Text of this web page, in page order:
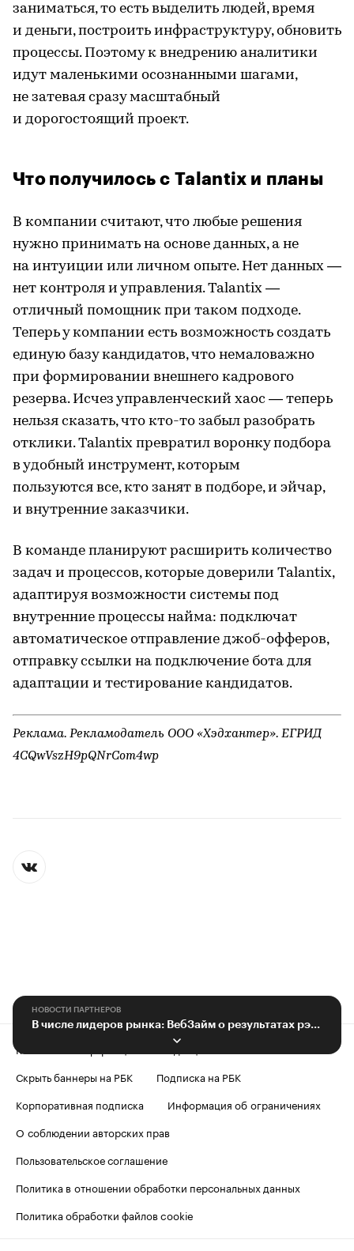
заниматься, то есть выделить людей, время
и деньги, построить инфраструктуру, обновить
процессы. Поэтому к внедрению аналитики
идут маленькими осознанными шагами,
не затевая сразу масштабный
и дорогостоящий проект.
Что получилось с Talantix и планы
В компании считают, что любые решения
нужно принимать на основе данных, а не
на интуиции или личном опыте. Нет данных —
нет контроля и управления. Talantix —
отличный помощник при таком подходе.
Теперь у компании есть возможность создать
единую базу кандидатов, что немаловажно
при формировании внешнего кадрового
резерва. Исчез управленческий хаос — теперь
нельзя сказать, что кто-то забыл разобрать
отклики. Talantix превратил воронку подбора
в удобный инструмент, которым
пользуются все, кто занят в подборе, и эйчар,
и внутренние заказчики.
В команде планируют расширить количество
задач и процессов, которые доверили Talantix,
адаптируя возможности системы под
внутренние процессы найма: подключат
автоматическое отправление джоб-офферов,
отправку ссылки на подключение бота для
адаптации и тестирование кандидатов.
Реклама. Рекламодатель ООО «Хэдхантер». ЕГРИД
4CQwVszH9pQNrCom4wp
НОВОСТИ ПАРТНЕРОВ
В числе лидеров рынка: ВебЗайм о результатах рэнкинга за первое полугодие
Контактная информация
Редакция
Скрыть баннеры на РБК
Подписка на РБК
Корпоративная подписка
Информация об ограничениях
О соблюдении авторских прав
Пользовательское соглашение
Политика в отношении обработки персональных данных
Политика обработки файлов cookie